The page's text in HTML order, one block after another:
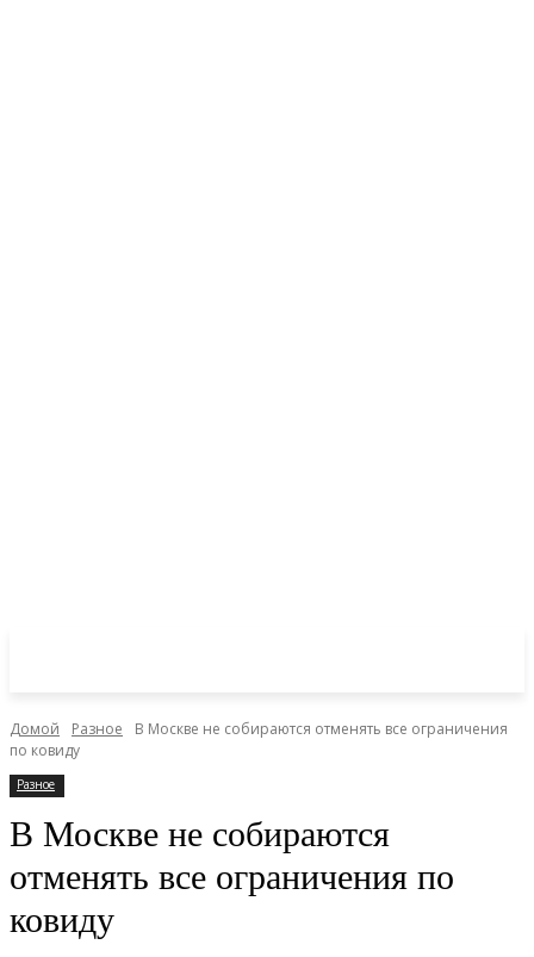
Домой Разное
В Москве не собираются отменять все ограничения
по ковиду
Разное
В Москве не собираются
отменять все ограничения по
ковиду